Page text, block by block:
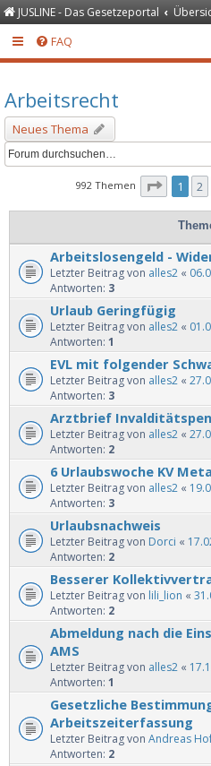
JUSLINE - Das Gesetzeportal
FAQ
Arbeitsrecht
Neues Thema
992 Themen Seite 1
1 2
Arbeitslosengeld -
Letzter Beitrag von alles2 «
Antworten: 3
Urlaub Geringfügig
Letzter Beitrag von alles2 «
Antworten: 1
EVL mit folgender
Letzter Beitrag von alles2 «
Antworten: 3
Arztbrief
Letzter Beitrag von alles2 «
Antworten: 2
6 Urlaubswoche KV
Letzter Beitrag von alles2 «
Antworten: 3
Urlaubsnachweis
Letzter Beitrag von Dorci «
Antworten: 2
Besserer
Letzter Beitrag von lili_lion «
Antworten: 2
Abmeldung nach die
AMS
Letzter Beitrag von alles2 «
Antworten: 1
Gesetzliche
Arbeitszeiterfassung
Letzter Beitrag von Andreas
Antworten: 2